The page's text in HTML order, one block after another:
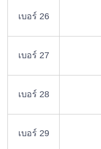
เบอร์ 26
เบอร์ 27
เบอร์ 28
เบอร์ 29